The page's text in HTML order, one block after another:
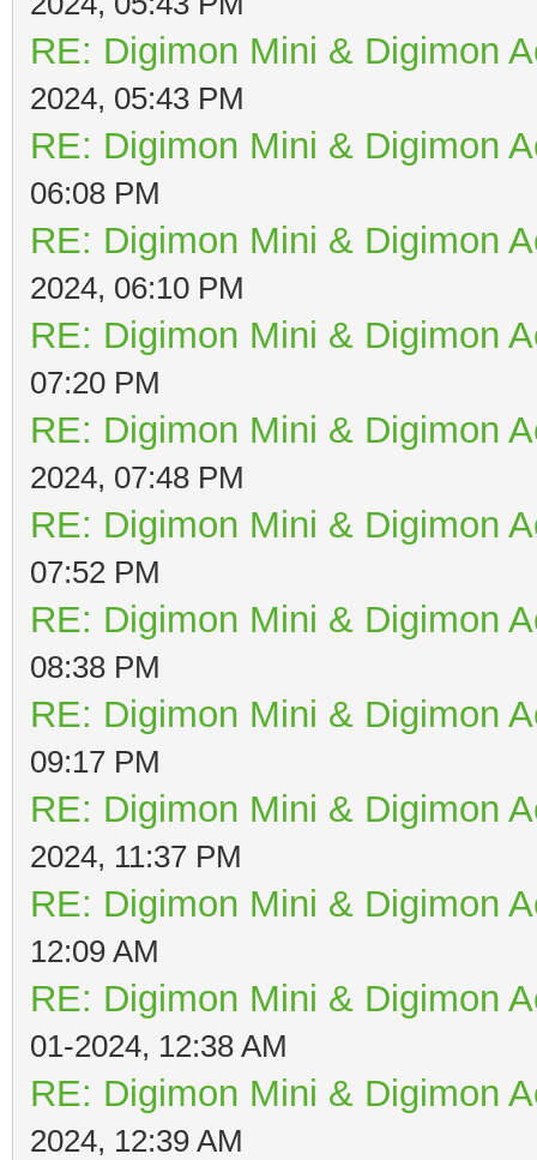
RE: Digimon Mini & Digimon
2024, 05:43 PM
RE: Digimon Mini & Digimon
06:08 PM
RE: Digimon Mini & Digimon
2024, 06:10 PM
RE: Digimon Mini & Digimon
07:20 PM
RE: Digimon Mini & Digimon
2024, 07:48 PM
RE: Digimon Mini & Digimon
07:52 PM
RE: Digimon Mini & Digimon
08:38 PM
RE: Digimon Mini & Digimon
09:17 PM
RE: Digimon Mini & Digimon
2024, 11:37 PM
RE: Digimon Mini & Digimon
12:09 AM
RE: Digimon Mini & Digimon
01-2024, 12:38 AM
RE: Digimon Mini & Digimon
2024, 12:39 AM